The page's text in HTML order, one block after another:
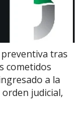
tras
cometidos
a la
judicial,